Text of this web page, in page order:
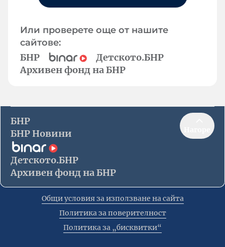
Или проверете още от нашите
сайтове:
БНР
Детското.БНР
Архивен фонд на БНР
БНР
БНР Новини
Детското.БНР
Архивен фонд на БНР
Общи условия за използване на сайта
Политика за поверителност
Политика за „бисквитки“